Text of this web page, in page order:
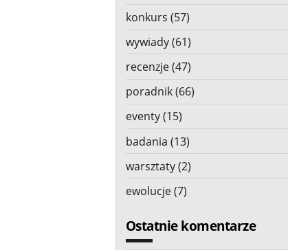
konkurs (57)
wywiady (61)
recenzje (47)
poradnik (66)
eventy (15)
badania (13)
warsztaty (2)
ewolucje (7)
Ostatnie komentarze